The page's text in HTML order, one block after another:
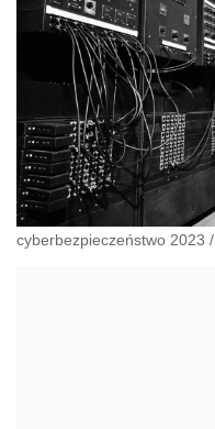
cyberbezpieczeństwo 2023 /